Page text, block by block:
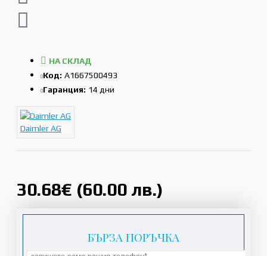
30.68€ (60.00 лв.)
НА СКЛАД
Код: A1667500493
Гаранция: 14 дни
Daimler AG
БЪРЗА ПОРЪЧКА